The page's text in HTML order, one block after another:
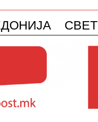
СВЕТ